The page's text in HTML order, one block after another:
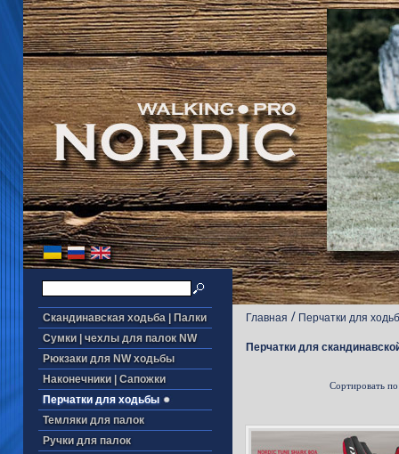
Скандинавская ходьба | Палки
Сумки | чехлы для палок NW
Рюкзаки для NW ходьбы
Наконечники | Сапожки
Перчатки для ходьбы
Темляки для палок
Ручки для палок
Главная / Перчатки для
Перчатки для
Сортировать